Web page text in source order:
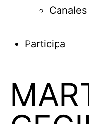
Participa